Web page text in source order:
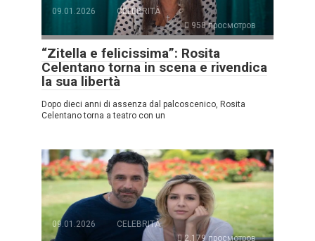
09.01.2026
CELEBRITÀ
958 просмотров
“Zitella e felicissima”: Rosita
Celentano torna in scena e rivendica
la sua libertà
Dopo dieci anni di assenza dal palcoscenico, Rosita
Celentano torna a teatro con un
09.01.2026
CELEBRITÀ
2.179 просмотров